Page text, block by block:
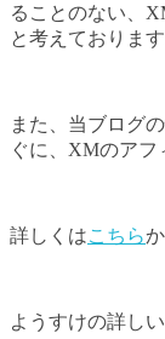
ることのない、
と考えております
また、当ブログ
ぐに、XMのアフ
詳しくはこちら
ようすけの詳し